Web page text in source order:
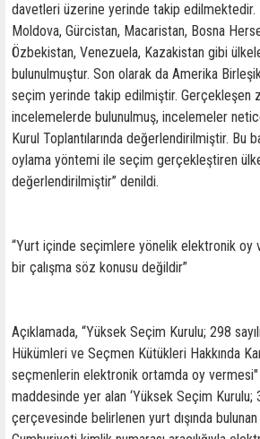
davetleri üzerine yerinde takip edilmektedir.
Moldova, Gürcistan, Macaristan, Bosna
Özbekistan, Venezuela, Kazakistan gibi
bulunulmuştur. Son olarak da Amerika
seçim yerinde takip edilmiştir. Gerçekleşen
incelemelerde bulunulmuş, incelemeler
Kurul Toplantılarında değerlendirilmiştir. Bu
oylama yöntemi ile seçim gerçekleştiren
değerlendirilmiştir” denildi.
“Yurt içinde seçimlere yönelik elektronik oy
bir çalışma söz konusu değildir”
Açıklamada, “Yüksek Seçim Kurulu; 298
Hükümleri ve Seçmen Kütükleri Hakkında
seçmenlerin elektronik ortamda oy vermesi"
maddesinde yer alan ‘Yüksek Seçim Kurulu;
çerçevesinde belirlenen yurt dışında